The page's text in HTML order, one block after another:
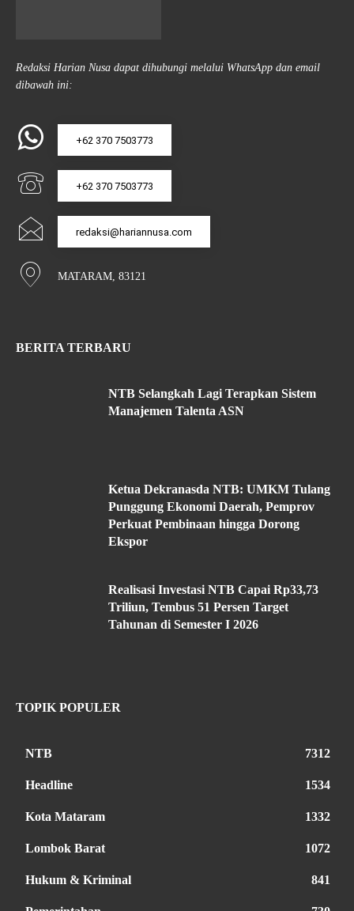
Redaksi Harian Nusa dapat dihubungi melalui WhatsApp dan email
dibawah ini:
+62 370 7503773
+62 370 7503773
redaksi@hariannusa.com
MATARAM, 83121
BERITA TERBARU
NTB Selangkah Lagi Terapkan Sistem
Manajemen Talenta ASN
Ketua Dekranasda NTB: UMKM Tulang
Punggung Ekonomi Daerah, Pemprov
Perkuat Pembinaan hingga Dorong
Ekspor
Realisasi Investasi NTB Capai Rp33,73
Triliun, Tembus 51 Persen Target
Tahunan di Semester I 2026
TOPIK POPULER
NTB 7312
Headline 1534
Kota Mataram 1332
Lombok Barat 1072
Hukum & Kriminal 841